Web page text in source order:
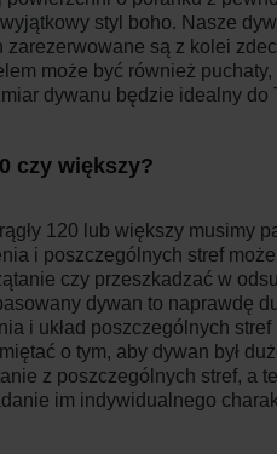
styl boho. Nasze
zarezerwowane są z kolei
może być również
dywanu będzie idealny do
czy większy?
120 lub większy musimy
i poszczególnych stref
czy przeszkadzać w
dywan to naprawdę
i układ poszczególnych
o tym, aby dywan był
z poszczególnych stref, a
im indywidualnego